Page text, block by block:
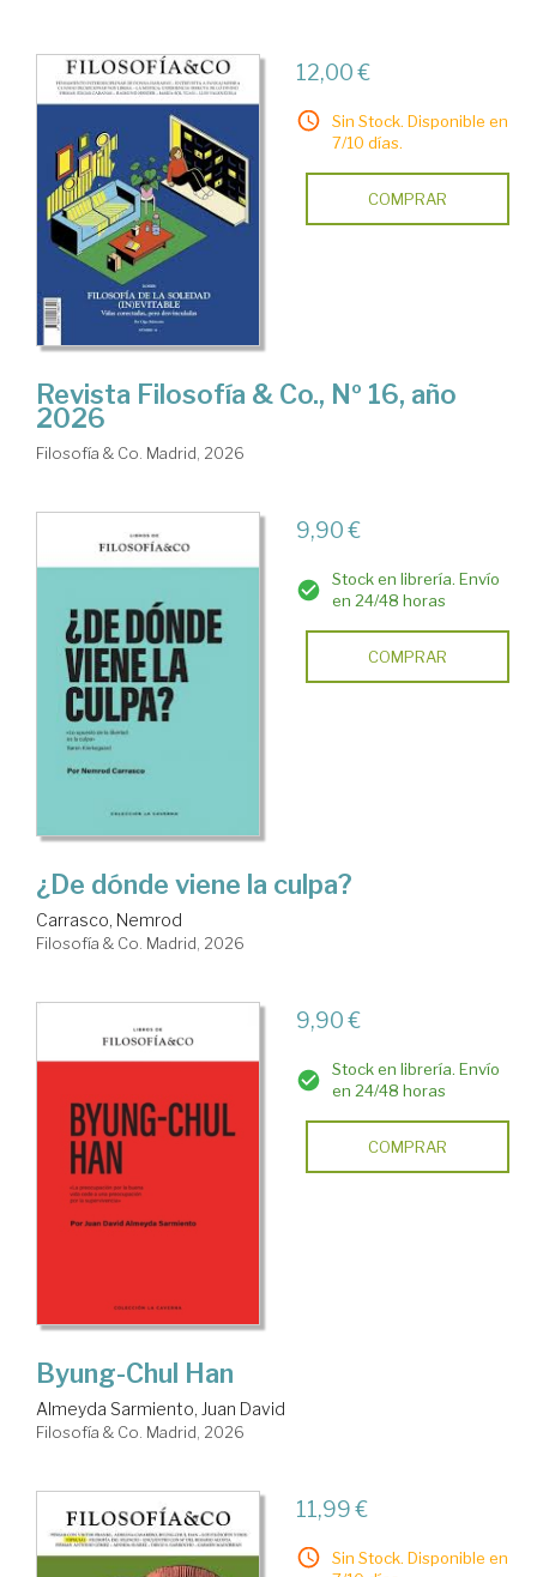
12,00 €
Sin Stock. Disponible en
7/10 días.
COMPRAR
Revista Filosofía & Co., Nº 16, año
2026
Filosofía & Co. Madrid, 2026
9,90 €
Stock en librería. Envío
en 24/48 horas
COMPRAR
¿De dónde viene la culpa?
Carrasco, Nemrod
Filosofía & Co. Madrid, 2026
9,90 €
Stock en librería. Envío
en 24/48 horas
COMPRAR
Byung-Chul Han
Almeyda Sarmiento, Juan David
Filosofía & Co. Madrid, 2026
11,99 €
Sin Stock. Disponible en